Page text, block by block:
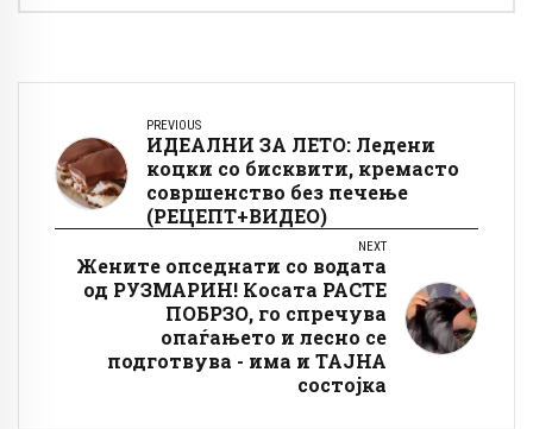
PREVIOUS
ИДЕАЛНИ ЗА ЛЕТО: Ледени
коцки со бисквити, кремасто
совршенство без печење
(РЕЦЕПТ+ВИДЕО)
NEXT
Жените опседнати со водата
од РУЗМАРИН! Косата РАСТЕ
ПОБРЗО, го спречува
опаѓањето и лесно се
подготвува - има и ТАЈНА
состојка